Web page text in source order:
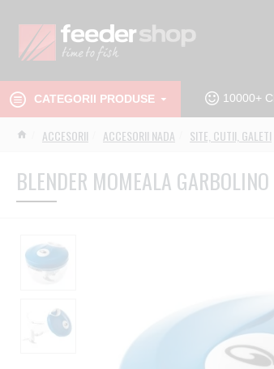
CATEGORII PRODUSE 10000+
ACCESORII ACCESORII NADA SITE, CUTII, GALETI
BLENDER MOMEALA